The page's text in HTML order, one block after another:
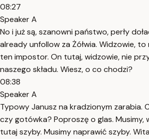
08:27
Speaker A
No i już są, szanowni państwo, perły
already unfollow za Żółwia. Widzowie, to
ten impostor. On tutaj, widzowie, nie
naszego składu. Wiesz, o co chodzi?
08:38
Speaker A
Typowy Janusz na kradzionym zarabia.
czy gotówka? Poproszę o glas. Musimy,
tutaj szyby. Musimy naprawić szyby.